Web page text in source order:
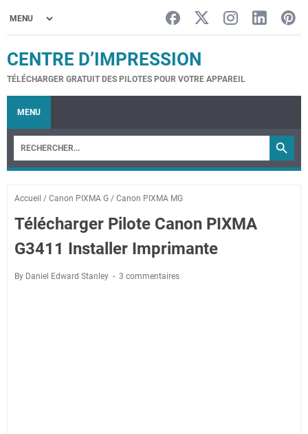
CENTRE D’IMPRESSION
TÉLÉCHARGER GRATUIT DES PILOTES POUR VOTRE APPAREIL
MENU
Accueil / Canon PIXMA G / Canon PIXMA MG
Télécharger Pilote Canon PIXMA
G3411 Installer Imprimante
By Daniel Edward Stanley 3 commentaires